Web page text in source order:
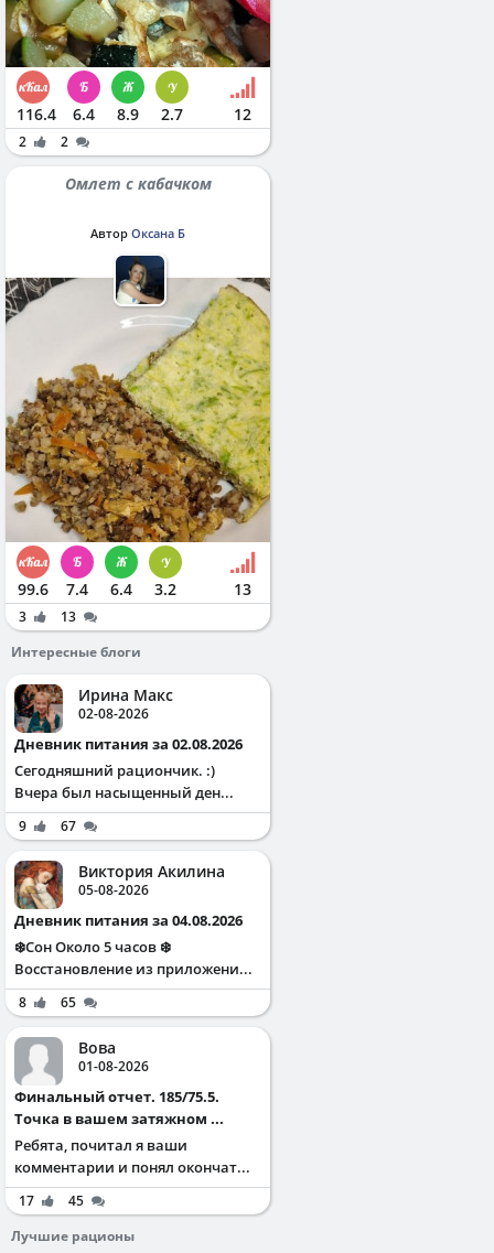
116.4 6.4 8.9 2.7 12
2 2
Омлет с кабачком
Автор Оксана Б
99.6 7.4 6.4 3.2 13
3
13
Интересные блоги
Ирина Макс
02-08-2026
Дневник питания за 02.08.2026
Сегодняшний рациончик. :)
Вчера был насыщенный ден...
9 67
Виктория Акилина
05-08-2026
Дневник питания за 04.08.2026
❄️Сон Около 5 часов ❄️
Восстановление из приложени...
8 65
Вова
01-08-2026
Финальный отчет. 185/75.5.
Точка в вашем затяжном ...
Ребята, почитал я ваши
комментарии и понял окончат...
17
45
Лучшие рационы